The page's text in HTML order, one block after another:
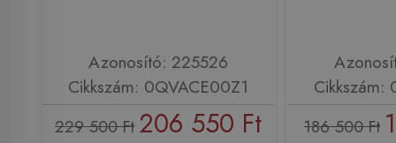
Azonosító: 225526
Cikkszám: 0QVACE00Z1
229 500 Ft 206 550 Ft 186 500 Ft